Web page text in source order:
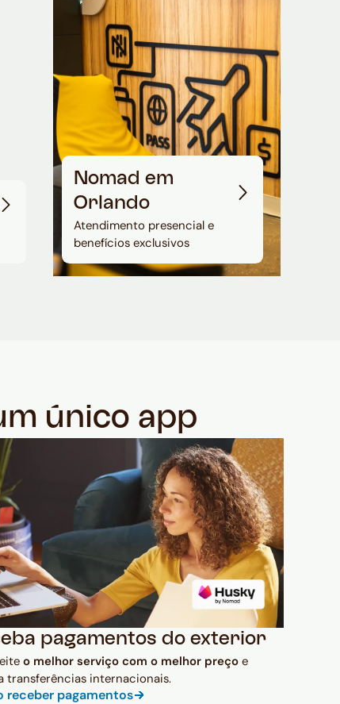
Nomad em
Orlando
Atendimento presencial e
benefícios exclusivos
único app
pagamentos do exterior
o melhor serviço com o melhor preço e
transferências internacionais.
receber pagamentos